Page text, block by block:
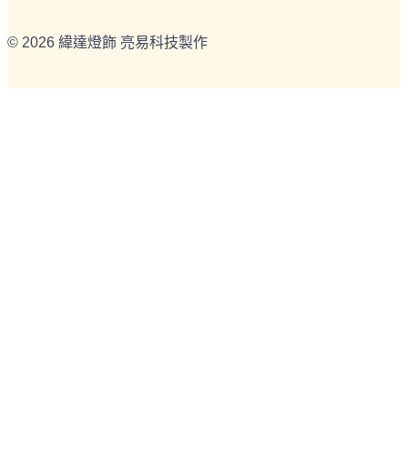
© 2026 緯達燈飾 亮易科技製作